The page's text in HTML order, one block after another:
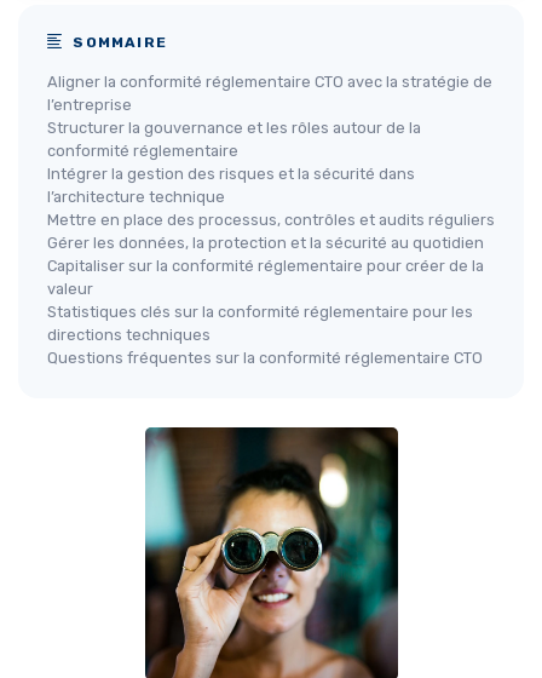
SOMMAIRE
Aligner la conformité réglementaire CTO avec la stratégie de
l’entreprise
Structurer la gouvernance et les rôles autour de la
conformité réglementaire
Intégrer la gestion des risques et la sécurité dans
l’architecture technique
Mettre en place des processus, contrôles et audits réguliers
Gérer les données, la protection et la sécurité au quotidien
Capitaliser sur la conformité réglementaire pour créer de la
valeur
Statistiques clés sur la conformité réglementaire pour les
directions techniques
Questions fréquentes sur la conformité réglementaire CTO